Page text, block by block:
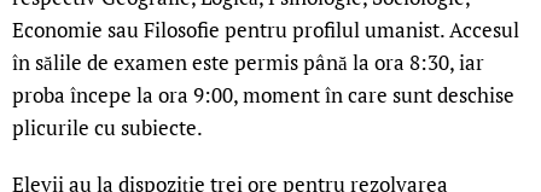
Economie sau Filosofie pentru profilul umanist. Accesul
în sălile de examen este permis până la ora 8:30, iar
proba începe la ora 9:00, moment în care sunt deschise
plicurile cu subiecte.
Elevii au la dispoziție trei ore pentru rezolvarea